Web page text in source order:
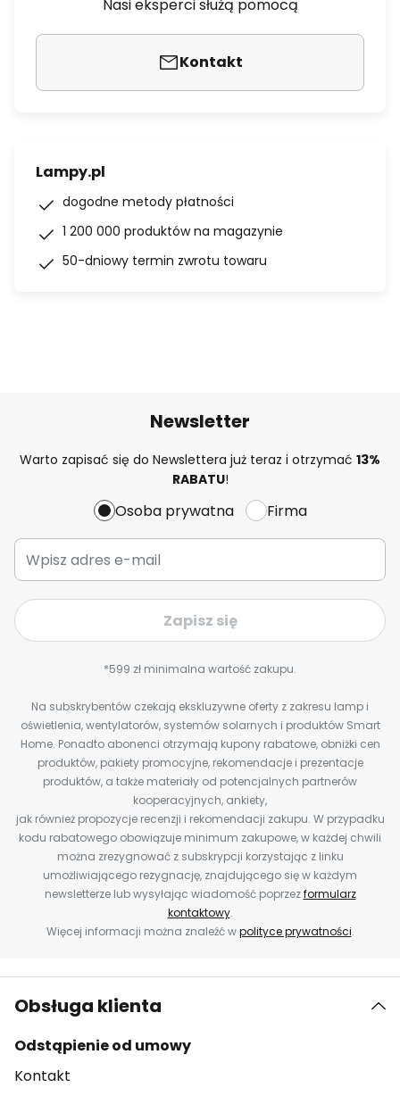
Nasi eksperci służą pomocą
Kontakt
Lampy.pl
dogodne metody płatności
1 200 000 produktów na magazynie
50-dniowy termin zwrotu towaru
Newsletter
Warto zapisać się do Newslettera już teraz i otrzymać 13%
RABATU!
Osoba prywatna Firma
Zapisz się
*599 zł minimalna wartość zakupu.
Na subskrybentów czekają ekskluzywne oferty z zakresu lamp i
oświetlenia, wentylatorów, systemów solarnych i produktów Smart
Home. Ponadto abonenci otrzymają kupony rabatowe, obniżki cen
produktów, pakiety promocyjne, rekomendacje i prezentacje
produktów, a także materiały od potencjalnych partnerów
kooperacyjnych, ankiety,
jak również propozycje recenzji i rekomendacji zakupu. W przypadku
kodu rabatowego obowiązuje minimum zakupowe, w każdej chwili
można zrezygnować z subskrypcji korzystając z linku
umożliwiającego rezygnację, znajdującego się w każdym
newsletterze lub wysyłając wiadomość poprzezformularz
kontaktowy.
Więcej informacji można znaleźć wpolityce prywatności.
Obsługa klienta
Odstąpienie od umowy
Kontakt